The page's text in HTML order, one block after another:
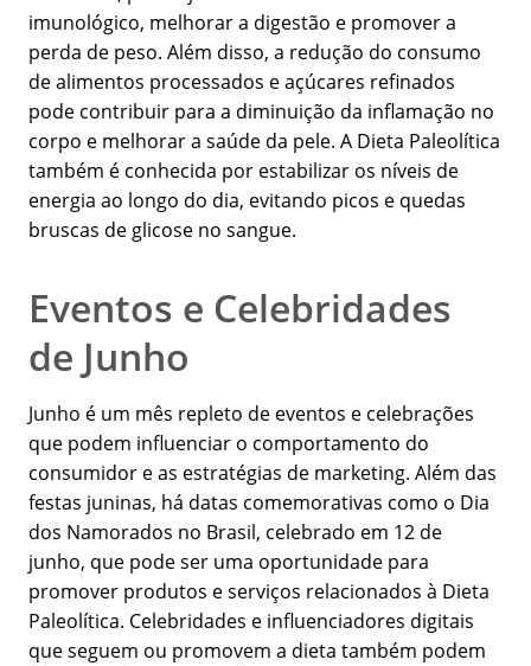
imunológico, melhorar a digestão e promover a
perda de peso. Além disso, a redução do consumo
de alimentos processados e açúcares refinados
pode contribuir para a diminuição da inflamação no
corpo e melhorar a saúde da pele. A Dieta Paleolítica
também é conhecida por estabilizar os níveis de
energia ao longo do dia, evitando picos e quedas
bruscas de glicose no sangue.
Eventos e Celebridades
de Junho
Junho é um mês repleto de eventos e celebrações
que podem influenciar o comportamento do
consumidor e as estratégias de marketing. Além das
festas juninas, há datas comemorativas como o Dia
dos Namorados no Brasil, celebrado em 12 de
junho, que pode ser uma oportunidade para
promover produtos e serviços relacionados à Dieta
Paleolítica. Celebridades e influenciadores digitais
que seguem ou promovem a dieta também podem